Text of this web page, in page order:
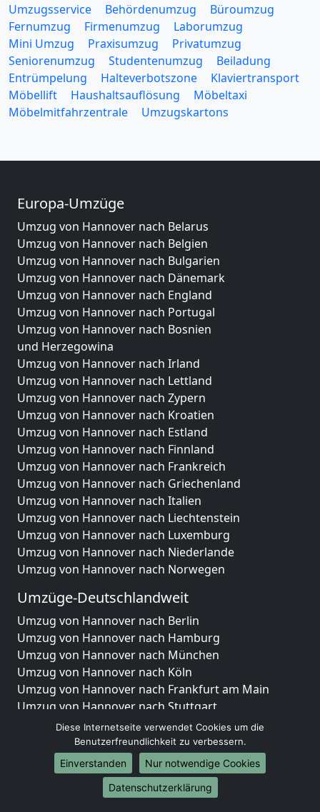
Umzugsservice Behördenumzug
Büroumzug
Fernumzug
Firmenumzug
Laborumzug
Mini Umzug
Praxisumzug
Privatumzug
Seniorenumzug
Studentenumzug
Beiladung
Entrümpelung
Halteverbotszone
Klaviertransport
Möbellift
Haushaltsauflösung
Möbeltaxi
Möbelmitfahrzentrale
Umzugskartons
Europa-Umzüge
Umzug von Hannover nach Belarus
Umzug von Hannover nach Belgien
Umzug von Hannover nach Bulgarien
Umzug von Hannover nach Dänemark
Umzug von Hannover nach England
Umzug von Hannover nach Portugal
Umzug von Hannover nach Bosnien
und Herzegowina
Umzug von Hannover nach Irland
Umzug von Hannover nach Lettland
Umzug von Hannover nach Zypern
Umzug von Hannover nach Kroatien
Umzug von Hannover nach Estland
Umzug von Hannover nach Finnland
Umzug von Hannover nach Frankreich
Umzug von Hannover nach Griechenland
Umzug von Hannover nach Italien
Umzug von Hannover nach Liechtenstein
Umzug von Hannover nach Luxemburg
Umzug von Hannover nach Niederlande
Umzug von Hannover nach Norwegen
Umzüge-Deutschlandweit
Umzug von Hannover nach Berlin
Umzug von Hannover nach Hamburg
Umzug von Hannover nach München
Umzug von Hannover nach Köln
Umzug von Hannover nach Frankfurt am Main
Umzug von Hannover nach Stuttgart
Umzug von Hannover nach Düsseldorf
Umzug von Hannover nach Leipzig
Umzug von Hannover nach Dortmund
Umzug von Hannover nach Essen
Umzug von Hannover nach Bremen
Diese Internetseite verwendet Cookies um die
Benutzerfreundlichkeit zu verbessern.
Einverstanden
Nur notwendige Cookies
Datenschutzerklärung